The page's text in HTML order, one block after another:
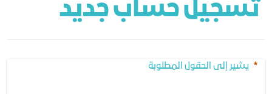
يشير إلى الحقول المطلوبة